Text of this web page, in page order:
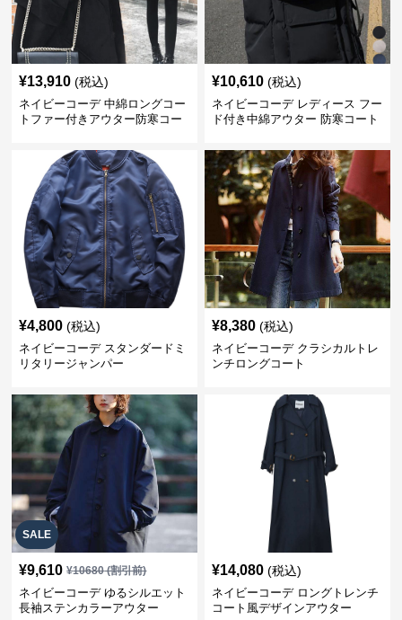
¥13,910 (税込)
ネイビーコーデ 中綿ロングコー
トファー付きアウター防寒コー
¥10,610 (税込)
ネイビーコーデ レディース フー
ド付き中綿アウター 防寒コート
¥4,800 (税込)
ネイビーコーデ スタンダードミ
リタリージャンパー
¥8,380 (税込)
ネイビーコーデ クラシカルトレ
ンチロングコート
SALE
¥9,610 ¥10680(割引前)
ネイビーコーデ ゆるシルエット
長袖ステンカラーアウター
¥14,080 (税込)
ネイビーコーデ ロングトレンチ
コート風デザインアウター